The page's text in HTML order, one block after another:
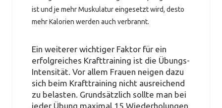
ist und je mehr Muskulatur eingesetzt wird, desto
mehr Kalorien werden auch verbrannt.
Ein weiterer wichtiger Faktor für ein
erfolgreiches Krafttraining ist die Übungs-
Intensität. Vor allem Frauen neigen dazu
sich beim Krafttraining nicht ausreichend
zu belasten. Grundsätzlich sollte man bei
jeder Übung maximal 15 Wiederholungen